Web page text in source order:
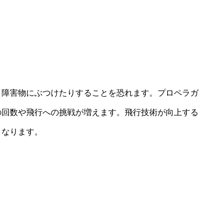
害物にぶつけたりすることを恐れます。プロペラガ
数や飛行への挑戦が増えます。飛行技術が向上する
ります。